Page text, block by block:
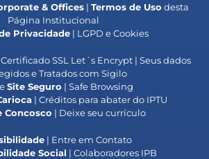
& Offices| Termos de Uso desta
Página Institucional
Privacidade| LGPD e Cookies
SSL Let´s Encrypt | Seus dados
e Tratados com Sigilo
Site Seguro | Safe Browsing
| Créditos para abater do IPTU
Concosco | Deixe seu currículo
| Entre em Contato
Social | Colaboradores IPB